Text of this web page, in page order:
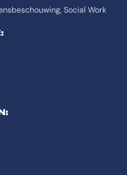
Social Work